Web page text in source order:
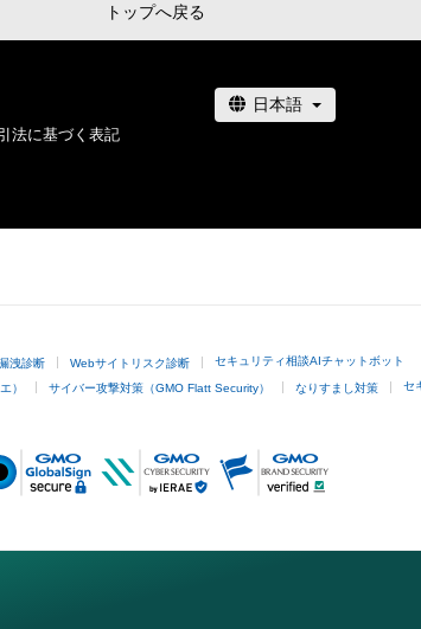
トップへ戻る
法に基づく表記
洩診断 Webサイトリスク診断 セキュリティ相談AIチャットボット
） サイバー攻撃対策（GMO Flatt Security） なりすまし対策 セ